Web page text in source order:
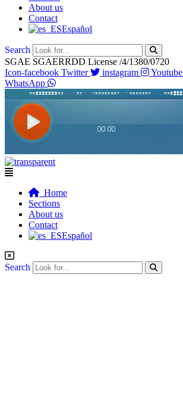
About us
Contact
Español
Search
SGAE SGAERRDD License /4/1380/0720
Icon-facebook Twitter instagram Youtube
WhatsApp
Flyout
Home
Sections
About us
Contact
Español
Search